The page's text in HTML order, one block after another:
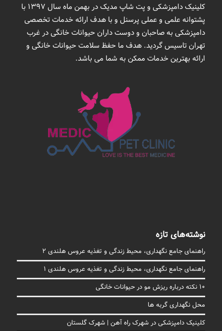
کلینیک دامپزشکی و پت شاپ مدیک در بهمن ماه سال 1397 با
پشتوانه علمی و عملی پرسنل و با هدف ارائه خدمات تخصصی
دامپزشکی به صاحبان و دوست داران حیوانات خانگی در غرب
تهران تاسیس گردید. هدف ما حفظ سلامت حیوانات خانگی و
ارائه بهترین خدمات ممکن به شما می باشد.
نوشته‌های تازه
راهنمای جامع نگهداری، محیط زندگی و تغذیه عروس هلندی 2
راهنمای جامع نگهداری، محیط زندگی و تغذیه عروس هلندی 1
10 نکته درباره ریزش مو در حیوانات خانگی
محل نگهداری گربه ها
کلینیک دامپزشکی در شهرک راه آهن | شهرک گلستان